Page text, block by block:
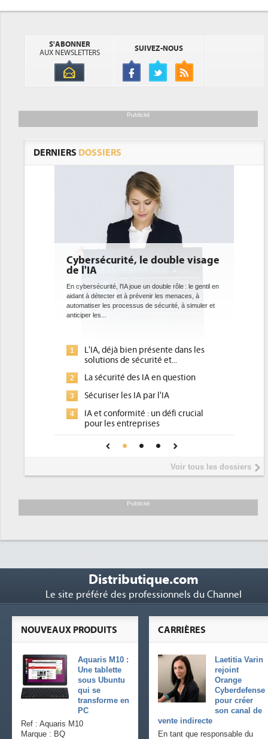
S'ABONNER
AUX NEWSLETTERS
SUIVEZ-NOUS
Publicité
DERNIERS DOSSIERS
Cybersécurité, le double visage
En cybersécurité, l'IA joue un double rôle : le gentil en
aidant à détecter et à prévenir les menaces, à
automatiser les processus de sécurité, à simuler et
L'IA, déjà bien présente dans les
solutions de sécurité et...
La sécurité des IA en question
Sécuriser les IA par l'IA
IA et conformité : un défi crucial
pour les entreprises
Une IA de confiance pour une IA
DEE:
Des datacenters plus
ce que recherchent les
1
2
Phocea DC
Interview de
président de
soutient les...
Voir tous les dossiers
Publicité
Distributique.com
Le site préféré des professionnels du Channel
CARRIÈRES
Laetitia Varin
rejoint
Orange
Cyberdefense
pour créer
son canal de
vente indirecte
En tant que responsable du
NOUVEAUX PRODUITS
Aquaris M10 :
Une tablette
sous Ubuntu
qui se
transforme en
PC
Ref : Aquaris M10
Marque : BQ